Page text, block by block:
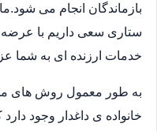
بازماندگان انجام می
ستاری سعی داریم با عرضه
خدمات ارزنده ای به شما
به طور معمول روش های
خانواده ی داغدار وجود